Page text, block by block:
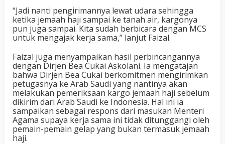
“Jadi nanti pengirimannya lewat udara sehingga
ketika jemaah haji sampai ke tanah air, kargonya
pun juga sampai. Kita sudah berbicara dengan MCS
untuk mengajak kerja sama,” lanjut Faizal.
Faizal juga menyampaikan hasil perbincangannya
dengan Dirjen Bea Cukai Askolani. Ia mengatajan
bahwa Dirjen Bea Cukai berkomitmen mengirimkan
petugasnya ke Arab Saudi yang nantinya akan
melakukan pemeriksaan kargo jemaah haji sebelum
dikirim dari Arab Saudi ke Indonesia. Hal ini ia
sampaikan sebagai respons dari masukan Menteri
Agama supaya kerja sama ini tidak ditunggangi oleh
pemain-pemain gelap yang bukan termasuk jemaah
haji.